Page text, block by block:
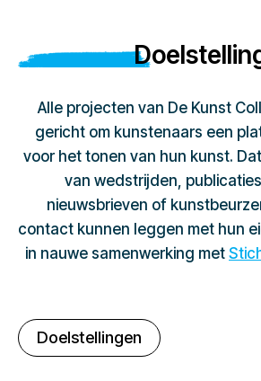
Alle projecten van De Kunst
gericht om kunstenaars een
voor het tonen van hun kunst.
van wedstrijden,
nieuwsbrieven of
contact kunnen leggen met hun
in nauwe samenwerking met
Doelstellingen